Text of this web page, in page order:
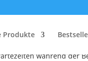
Produkte
Bastei
während der